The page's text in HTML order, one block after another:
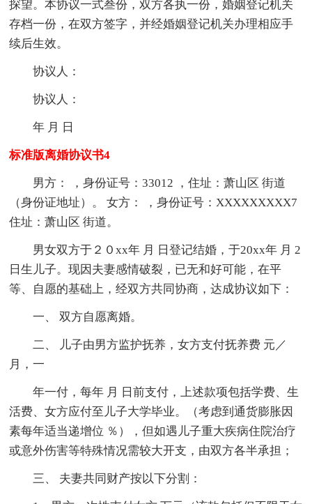
探望。本协议一式叁份，双方各执一份，婚姻登记机关
存档一份，在双方签字，并经婚姻登记机关办理相应手
续后生效。
协议人：
协议人：
年 月 日
标准版离婚协议书4
男方： ，身份证号：33012 ，住址：萧山区 街道
（身份证地址）。 女方： ，身份证号：XXXXXXXXX7
住址：萧山区 街道。
男女双方于２０xx年 月 日登记结婚，于20xx年 月 2
日生儿子。现因夫妻感情破裂，已无和好可能，在平
等、自愿的基础上，经双方共同协商，达成协议如下：
一、 双方自愿离婚。
二、 儿子由男方监护抚养，女方支付抚养费 元／
月，一
年一付，每年 月 日前支付，上述款项包括学费、生
活费、女方应付至儿子大学毕业。（考虑到通货膨胀因
素每年适当递增位 ％），但如遇儿子重大疾病住院治疗
或意外伤害等特殊情况需较大开支，由双方各半承担；
三、 夫妻共同财产按以下分割：